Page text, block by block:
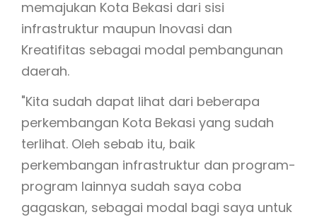
memajukan Kota Bekasi dari sisi
infrastruktur maupun Inovasi dan
Kreatifitas sebagai modal pembangunan
daerah.
"Kita sudah dapat lihat dari beberapa
perkembangan Kota Bekasi yang sudah
terlihat. Oleh sebab itu, baik
perkembangan infrastruktur dan program-
program lainnya sudah saya coba
gagaskan, sebagai modal bagi saya untuk